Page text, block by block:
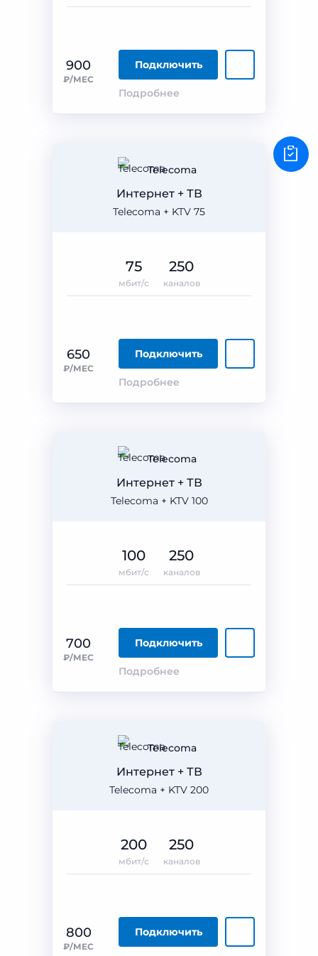
900
₽/МЕС
Подключить
Подробнее
Telecoma
Telecoma + KTV 75
Интернет + ТВ
650
₽/МЕС
Подключить
Подробнее
75
мбит/с
250
каналов
Telecoma
Telecoma + KTV 100
Интернет + ТВ
700
₽/МЕС
Подключить
Подробнее
100
мбит/с
250
каналов
Telecoma
Telecoma + KTV 200
Интернет + ТВ
800
₽/МЕС
Подключить
200
мбит/с
250
каналов